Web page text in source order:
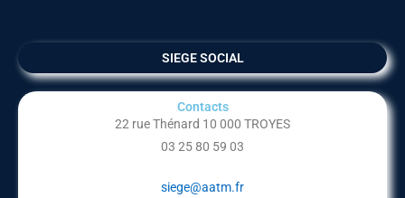
SIEGE SOCIAL
Contacts
22 rue Thénard 10 000 TROYES
03 25 80 59 03
siege@aatm.fr